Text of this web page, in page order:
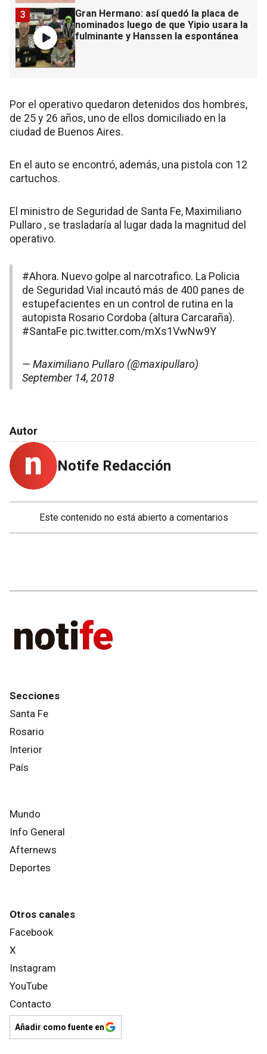
Gran Hermano: así quedó la placa de
nominados luego de que Yipio usara la
fulminante y Hanssen la espontánea
3
Por el operativo quedaron detenidos dos hombres,
de 25 y 26 años, uno de ellos domiciliado en la
ciudad de Buenos Aires.
En el auto se encontró, además, una pistola con 12
cartuchos.
El ministro de Seguridad de Santa Fe, Maximiliano
Pullaro , se trasladaría al lugar dada la magnitud del
operativo.
#Ahora. Nuevo golpe al narcotrafico. La Policia
de Seguridad Vial incautó más de 400 panes de
estupefacientes en un control de rutina en la
autopista Rosario Cordoba (altura Carcaraña).
#SantaFe pic.twitter.com/mXs1VwNw9Y
— Maximiliano Pullaro (@maxipullaro)
September 14, 2018
Autor
Notife Redacción
Este contenido no está abierto a comentarios
Secciones
Santa Fe
Rosario
Interior
País
Mundo
Info General
Afternews
Deportes
Otros canales
Facebook
X
Instagram
YouTube
Contacto
Añadir como fuente en